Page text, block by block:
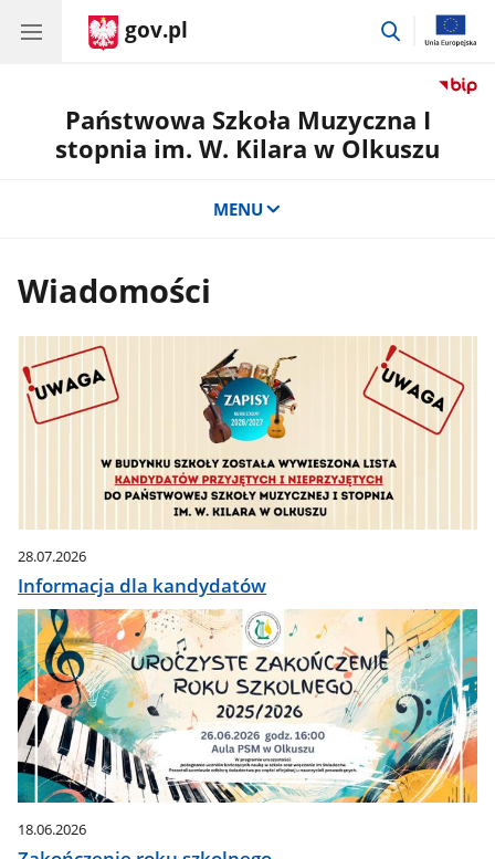
gov.pl
przejdź
Państwowa Szkoła Muzyczna I
stopnia im. W. Kilara w Olkuszu
MENU
Wiadomości
28.07.2026
Informacja dla kandydatów
18.06.2026